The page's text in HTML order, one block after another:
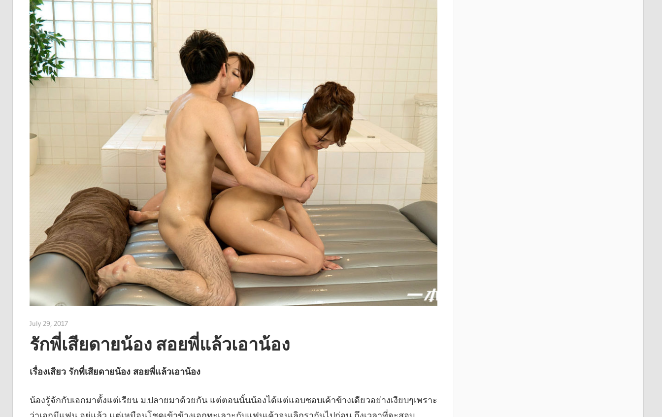
July 29, 2017admin
รักพี่เสียดายน้อง สอยพี่แล้วเอาน้อง
เรื่องเสียว รักพี่เสียดายน้อง สอยพี่แล้วเอาน้อง
น้องรู้จักกับเอกมาตั้งแต่เรียน ม.ปลายมาด้วยกัน แต่ตอนนั้นน้องได้แต่แอบชอบเค้าข้างเดียวอย่างเงียบๆเพราะว่าเอกมีแฟน อยู่แล้ว แต่เหมือนโชคเข้าข้างเอกทะเลาะกับแฟนเค้าจนเลิกรากันไปก่อน ถึงเวลาที่จะสอบเอนทรานซ์เพียงสามเดือนนั่นจึงเป็นโอกาสที่ดีของน้องใน การเข้าไปรักษาแผลใจให้เค้าพร้อมกับช่วยกันติวหนังสือเข้ามหาลัย เราสนิทกันมากขึ้นจนกลายเป็นความรักถึงแม้ว่าผลการสอบเอนทรานซ์จะทำให้ เราทั้งคู่ต้องอยู่ห่างไกลกันเอกสอบได้ที่มหาลัยในตัวจังหวัดใกล้บ้าน ของตัวเองส่วนน้องก็ต้องกลับเข้ามาใช้ชีวิตในกรุงเทพอีกครั้งหลัง จากออกไปเรียนโรงเรียน ม.ปลายแถบชานเมืองถึงสามปีแต่ระยะทางก็ไม่เคย เป็นอุปสรรคความรักของเรา เอกยังไปมาหาสู่กับน้อง เสมอในวันหยุดเสาร์ อาทิตย์ช่วงเวลาสามเดือนหลังจากที่ประกาศผลสอบเอนทรานซ์ ทำให้น้อง สนิทกับเอกมากจนกระทั่งเอกเอ่ยปากบอกรักและขอน้องเป็นแฟนในวันหนึ่งที่เรานั่งอ่านหนังสืออยู่ด้วย กันที่ชั้นบนของบ้านน้อง ดีใจมากเพราะน้องเองก็แอบชอบเอกมาตั้งแต่เอกยังไม่คิดมองน้องด้วยซ้ำไม่ รู้ว่ามีอะไรมาดลใจ เราทั้งคู่ค่อยๆเลื่อนใบหน้าเข้าหากันจนปากของเราทั้งคู่ประกบกันเป็น การจูบที่นุ่มนวลแต่แฝงไว้ด้วยความอบอุ่น น้องรู้สึกเหมือนล่องลอยอยู่กลางอากาศมือของเอกก็เริ่มลูบไล้ไปมาบน ร่างกายของน้อง เสื้อผาค่อยๆหลุดออกจากร่างกายน้องไปทีละชิ้น เมื่อชิ้นสุดท้ายถูกถอดออกจากร่างกายจนรู้สึกหนาวสะท้านจากไอเย็นของ เครื่องปรับอากาศความรู้สึกผิดชอบชั่วดีก็กลับมาน้องเอามือปกปิดร่าง กายเอาไว้พร้อมร้องห้ามไม่ให้เอกล่วงเกินน้องมากไปกว่านี้ แต่เหมือน ว่ามันจะช้าไปแล้ว ร่างของน้องถูกกดลงบนที่นอนพร้อมกับโดนพรมจูบไปทุกส่วนของร่างกายเอก ไล่ลิ้นไปตามใบหู ริมฝีปาก น้องเริ่มรู้สึกคล้อยตามอีกครั้งเรี่ยวแรงเริ่มหมดไปไล่ต่ำลงมาตามซอก คอ เม้มดูดที่ปลายยอดอกจนต้องแอ่นอกขึ้นมาสู้กับลิ้นของเขาปลายยอดของ มันแข็งขึ้นมาเป็นไตคล้ายตอบสนองความรู้สึกที่ได้รับ เอกไล่ปลายลิ้นลงมาที่ท้องน้อยไล่วนไปรอบสะดือ น้องแขม่วท้องด้วยความเสียวปนจั๊กกะจี้ น้ำใสๆจากส่วนล่างซึมออกมาจน หว่างขาเปียกแฉะ จนกระทั่งเอกซุกหน้าเข้ามาที่หว่างขาของน้องตวัดลิ้น เลียไปมาที่กลีบสาวทั้งสองข้างโดยไม่ใส่ใจ กับร่องหลืบตรงกลางแม้แต่นิดเอกแทะเล็มกลีบเนื้อทั้งสองข้างของน้องจนน้องทนความรู้สึกนี้ไม่ไหวต้องร้อง ขอให้เขาช่วยใช้ลิ้นกับส่วนที่น้องต้องการเอกเริ่มโลมเลียที่ร่อง เนื้อของน้องใช้ปลายลิ้นแทงเข้าๆออกๆกับช่องทางของน้องจมูกก็กดลงมาบน ติ่งเสียวเรียกน้ำใสๆจากร่องของน้องออกมามากมายจนฉ่ำแฉะรู้สึกได้ว่า ที่นอนตรงสะโพกมีความเปียกชื้น นานเท่านานจนเหมือนไม่มีที่สิ้นสุดน้อง สะดุ้งอีกครั้งเมื่อรู้สึกถึงสิ่งแปลกปลอมขนาดใหญ่ที่ทั้งแข็งแกร่งและ อบอุ่นกำลังพยายามจะแหวกเข้ามาในร่างกาย ความอึดอัดเริ่มทำให้น้อง รู้สึกคับแน่นและหายใจไม่ออกอยู่ชั่วขณะ จนกระทั่งส่วนปลายของมันผ่านไปน้องถอนหายใจเฮือกใหญ่ ความคับแน่นลดน้อยลงกว่าเดิมตามขนาดของลำตัวที่เล็กกว่าส่วนปลายของมันแต่ ความอึดอัดยังไม่หมดไป น้องรู้สึกจุกแน่นในหน้าท้องความเจ็บปวดมีบ้าง แต่ไม่มากมายเท่าความอึดอัดนี้ เนื่องจากน้องเองเคยโดนญาติผู้พี่ล่วง เกินมาก่อน อาจจะไม่ใช่ความผิดของพี่เค้า ในตอนนั้นเพราะน้องเองก็กำลังอยู่ในวัยอยากรู้อยากเห็นเลยไม่ได้ขัดขืน หรือร้องให้ใครช่วยแม้แต่น้อยแต่ความรู้สึกละอายใจหลังจากที่ความสาว โดนพรากไปทำให้น้องรู้สึกตัวและไม่ยอมปล่อยเนื้อปล่อยตัวให้ใครอีกเป็นครั้งที่สองจนกระ ทั่งได้มามอบให้กับเอกคนที่น้องหลงรักความอึดอัดที่แผ่ซ่านเข้ามาพร้อมๆกับความเสียวที่มีมากขึ้น เรื่อยๆทุกขณะที่แก่นกายของเอกเคลื่อนที่ล่วงล้ำเขามาในตัวของน้อง น้องถอนหายใจเป็นระยะๆเพื่อหวังระบายความอึดอัดอันนี้ออกไปกว่าที่ หน้าขาของเราทั้งสองคนจะแนบชิดกันน้องก็แทบจะทนไม่ได้เอกแช่คาส่วนนั้น เอาไว้รอจนน้องปรับตัวเข้ากับความแปลกใหม่ในร่างกายได้จึงค่อยสาวลำยาว เข้าออกอย่างช้าๆท่ามกลางเสียงครางกระเส่าของน้อง เรามองหน้าสื่อสารกันโดยไม่ต้องใช้คำพูดความเร็วในการเคลื่อนไหวของเอก ทำให้เสียงครางของน้องดังขึ้นเรื่อยๆแต่ก็ไม่ดังไปกว่าเสียงคำรามของ เครื่องปรับอากาศที่กำลังทำงาน เราคุยกันด้วยสะโพกจนกระทั่งน้องยอมยกธงขาวปล่อยให้ทำนบความเสียวที่ กลั้นเอาไว้แตกออกมาอาบท่อนลำของเอก เขากดสะโพกเข้ามาจนชิดแนบแน่นส่ายควงสะโพกไปมาให้ท่อนเนื้อที่คาอยู่ข้างในนั้นควานไปมาในร่องของน้องจนน้องแทบจะ สำลักความเสียวที่เอกเป็นผู้มอบให้ยกแรกผ่านไปแต่น้องยังไม่อาจหยุดไว้แค่นั้นตราบใดที่เอกยังไม่ ถึงปลายทางพร้อมกับน้องเอกสอนให้น้องขึ้นคร่อมสะโพกของเขาแล้วจับสะโพกของน้องยกขึ้นลงขย่มตอเนื้อของเค้าจน น้องเริ่มที่จะจับจังหวะเองได้เค้าก็ปล่อยให้น้องรับบทบาท จ๊อกกี้สาวควบม้าหนุ่มความเสียวที่คั่งค้างจากครั้งแรกของเอกทำให้น้อง ควบม้าไปได้ไม่นานนักน้ำรักจากเอกก็พุ่งเข้ามาในร่องของน้องโดยไม่ทัน ตั้งตัวความอุ่นเสียวที่พุ่งเป็นสายเข้ามาในร่องนั้นทำให้น้องรู้สึกสะดุ้งเสียว เป็นอย่างมากน้องสะอึกตัวเฮือกหนึ่งร่องเสียวขมิบรัดลำเนื้อของเอกตุ๊บๆถี่ๆทิ้งตัวลงนอน ทาบทับเอกไว้ด้วยความเหนื่อยอ่อนขณะที่ท่อนล่างของเรายังไม่แยกออก จากกันน้ำรักของเอกมีมากเหลือเกินมันไหลย้อนกลับออกมาทางเดิมจนหน้าขา ของเราทั้งคู่เลอะไปด้วยน้ำของเราทั้งสอง เราเดินกอดก่ายกันไปเข้าห้อง น้ำ เพื่อทำความสะอาดร่างกายหลังจากกรำศึกสวาทมาอย่างหนักเอกสอนวิธีลดอัตราความเสี่ยงง่ายๆเบื้องต้นให้กับน้องโดยใช้นิ้วชี้ล้วงเข้า ไปในร่องของน้องจนสุดโคนนิ้ว แล้วงอปลายนิ้วกวาดเอาน้ำรักที่เอกปล่อยเอาไว้เมื่อซักครู่นี้ออกมาคราบ ขาวๆไหลออกมาจากจิ๋มน้องเป็นทาง เอกทำแบบนี้หลายๆครั้งจนกระทั่งแน่ใจ ว่าไม่มีคราบคาวเหลือตกค้างอยู่ในจิ๋มของน้องแล้วจึง ได้ลุกขึ้นมาอาบน้ำให้กันและกัน หลังจากนั้นน้องหาเหตุผลต่างๆนานามา อ้างกับแม่เพื่อให้เอก สามารถมาค้างที่บ้านน้องได้ในคืนวันเสาร์ แม่น้องไม่ได้กีดกันอะไรมากแค่ถามความจำเป็นนิดหน่อยก่อนยอมให้อย่าง ที่น้องขอ แม่ถือว่าน้องโตแล้วสมควรรู้ผิดชอบชั่วดีและรักษาตัวเองได้ แต่แม่คงไม่รู้หรอกว่าตอนนี้ความรักมันเข้าตาน้องจนน้องไม่ได้คิดถึงความสาว ของตัวเองเสียแล้ว ช่างมันเถอะ ยังไงมันก็แค่เยื่อบางๆ น้อง คิด ไหนๆตอนนี้ตัวจริงในชีวิตของน้องคือเอก แล้วเราจะเก็บพรหมจรรย์(ที่ ไม่มีแล้ว)ไว้ให้ใครอีก คืนนั้นน้องกับเอกก็หาความสุขร่วมกันวนเวียนขึ้นลงบนร่างกายของกันและ กันจนกระทั่งน้อง เพลียและหลับไปเรื่องของน้องตอนนี้เป็นตอนต่อจากที่น้องได้ร่วมรักกับเอกจน เพลียหลับไปเป็นคำบอกเล่าจากปากของเองและน้องสาวของน้องเองค่ะ น้องสาวของน้องชื่อนาตอนนั้นน้องนาอายุ 16 อ่อนกว่าน้องสองปี ด้วยความอยากรู้อยากเห็นหรืออะไรก็แล้วแต่ได้ทำให้นาได้ยินเสียงคราง ของน้องตอนที่น้องกับเอกกำลังมีความสุขกัน นาเอง ก็ไม่ได้ต่างจากน้อง มากนักในเรื่องอารมณ์และความใคร่ ต่างแค่ว่าน้องสาวของน้องไม่มีแฟนเป็นตัวเป็นตนมาก่อน ยามที่นามีอารมณ์ต้องการจะระบายออก ก็จะมาหาน้องเพื่อบรรเลงดนตรีไทยกันสองคนเท่านั้นหลังจากที่น้องรับ น้ำรักจากเอกเข้าไปจนหมดแรงหลับไปนั้นเอกก็ได้เดินออกไปเข้าห้องน้ำ เพื่อ ทำความสะอาดอาวุธของเขา ซึ่งจะต้องเดินผ่านห้องของนาเสียงคราง ที่คุ้นหูดังรอดออกมาจากห้องทำให้เอกอดไม่ได้ที่จะต้องแอบมองว่าน้องนา ทำอะไรอยู่ ผ้าม่านที่พลิ้วไหวตามแรงลมเผยให้เห็นภาพภายในห้องได้อย่างชัดเจนนา กำลังช่วยตัวเองอยู่โดยปากก็พร่ำพูดถึงแต่ชื่อของเอก เอกคงเดาเรื่องออกได้ไม่ยากนักนาเองก็อาจจะอยากได้ความสุขแบบเดียวกับที่น้องได้จากเอกเช่นกันประตูที่ไม่ ได้ล็อคกลอนไว้เหมือนรอให้เอกเข้ามาหาเอกเดินเข้าไปหานาที่กำลังหลับตาพริ้มครางอือๆอย่างแผ่วเบาหน้าอกของนานั้น ใหญ่กว่าน้องแน่นอนด้วยความที่นานั้นอวบอั๋นได้สัดส่วนเนิน เนื้อที่แผ่กว้างอยู่เต็มหน้าขากับเส้นขนที่ดกดำกว่าน้องนิดหน่อยทำให้ ดูเหมือนว่านานั้นดูจะน่าพิสมัยกว่าน้อง หามิได้ถ้าเปรียบเทียบความกว้างใหญ่แล้วน้องอาจจะเป็นรองก็จริงแต่หากพูดถึงรูปร่าง และความโหนกนูนแล้วน้องน่าจะกินขาดด้วยความที่เนินของน้องนั้นโหนก นูนสวยได้รูปและอูมขึ้นมาราวกับภูเขาเอฟเวอร์เรสต์ ต่างกับนาที่เน้นที่อาณาเขตกว้างขวางแบบเขาใหญ่ชั่วขณะที่นาลืมตาขึ้น มองชายแปลกหน้าที่ยืนอยู่ทำให้นาตกใจเล็กน้อยแต่ก็ช้าเกินกว่าการที่ เอกจะโถมตัวลงมาทาบทับและไล่จูบไปตามซอกคอและใบหูนาอาจจะตกใจปนประหลาด ใจเล็กน้อยที่ชายในฝันมาทาบทับตัวเองอยู่ในขณะนี้นาเองก็ชอบอะไรที่ คล้ายๆกับน้องแม้กระทั่งสเป๊กผู้ชายด้วยความที่นาเองก็ได้ปลุกอารมณ์ของตนมานานพอสมควรแล้วในขณะที่แอบฟังพี่สาว กับเอกทำอะไรกันในห้องข้างๆพอเอกเข้ามาเติมเชื้อไฟอีกนิดจึงทำให้ อารมณ์ของทั้งสองลุกพรึ่บอย่างฉุดไม่อยู่ทั้งคู่กอดจูบแลกลิ้นกัน เหมือนคนรักที่จากกันมานาน มือก็ไล่ไปตามส่วนต่างๆของร่างกายกันและกันนาเองรู้สึกได้ถึงความแข็งแกร่งของเอกที่ยังมีความเปียกชื้นจากร่องน้ำของ น้องเหลืออยู่ส่วนเอกก็จู่โจมจุดกระสันต์ของนาพร้อมๆกันทั้งปาก หน้าอก และส่วนสำคัญส่วนนั้นที่ยังไม่เคยมีสิ่งใดลุกล้ำเข้าไปมาก่อนยก เว้นแค่ลิ้นกับนิ้ว ของพี่สาวบทเล้าโลมของทั้งคู่ใช้เวลาไม่นานนัก เนื่องจากอารมณ์ที่กำลังสุกงอม ร่องน้ำของนาเองก็พร้อมที่จะรับการเปิด บริสุทธิ์จากแฟนของพี่สาวแล้วเช่นกัน นาอ้าขาออกเพื่อรอรับแก่นกายของเอกเอก ก็เข้าประกบและส่งท่อนเนื้อเข้าหาร่องรักของนาทันที ความอึดอัดและเจ็บ ปวดแผ่ซ่านทันทีที่ลำเนื้อลุกล้ำเข้าไป ใบหน้าของนาบิดเบี้ยว ปากก็ร้องว่าเจ็บแต่สะโพกของเธอไม่ได้บอกเช่นนั้นเลย ไม่นานนักหน้าขาของทั้งสองก็ประกบกันสนิท เสียงถอนหายใจออกมาจากปากของนาดังเฮือกร่องรักของนาก็ใหญ่พอ ที่จะรับอาวุธของเอกได้เช่นกัน เอกเริ่มขยับสะโพกเข้าออก แต่นาร้องบอกว่าอย่าเพิ่งเพราะเธอต้องการที่จะเป็นฝ่าย ควบคุมจังหวะเอง เธอผลักเอกให้นอนหงายและตามประกบติดขึ้นไปบนตัวของเขา โดยไม่ให้ท่อนเนื้อของ เอกหลุดออกมา สะโพกของนาเริ่มบดบี้กับหน้าขาของเอก เส้นขนของเอกก็ขยี้เข้ากับติ่งเสียวที่ยื่นออกมาเล็กน้อยสร้างความ เสียวให้กับนาอย่างมากนาเริ่มโชว์ลีลาจ๊อกกี้สาวได้อย่างคล่องแคล่วแม้ ว่าจะไม่เคยทำ มาก่อนเอกนั้นเพิ่งจะเสร็จศึกกับน้องมาทำให้ครั้งนี้ นั้นนานมาก ลีลาของมือใหม่อย่างนาไม่อาจพาเขาไปถึงจุดสุดยอดได้ในเวลา สั้นๆ แต่นาเองนั้นไปถึงปลายทางแห่งความสุขแล้วถึงสามครั้งสามคราเธอ ฟุบหน้าลงมาบนแผ่นอกของเอกโดยที่ปล่อยให้ท่อนเนื้อที่ยังแข็งแกร่งคาอยู่ใน นั้นเอกพลิกตัวเธอลงมาและจับขาของนาพาดบ่าทันที เขาเองออกมาจากห้องของน้องนานมากแล้วเกรงว่าหากน้องตื่นขึ้นมาไม่เห็นเขาอาจจะมีปัญหาได้เขาเร่งสาวท่อนลำเข้าออก ในร่องของนาทันทีนานั้นได้ถึงสวรรค์ไปแล้ว และยังเพลียอยู่แต่เมื่อมาโดนกระหน่ำแบบไม่ยั้งแบบนี้ทำให้เธอตั้งตัว ไม่ทันจนความเสียวพุ่งทะลักจนเกือบถึงขีดสุด ซักพักเธอก็ตั้งหลักได้และเริ่มเด้งเอวตอบสนองเอกอย่างสนุก ในที่สุดปลายทางแห่งความสุขก็มาถึงอีกครั้งนากระตุกร่างยึกๆพร้อมกับ ร่องเสียวที่มีอาการตอดรัดเล็กน้อยเอกรู้สึกถึงความแตกต่างของร่องรัก ของสองพี่น้องอีกที่หนึ่ง กล้ามเนื้อในร่องรักของนานั้นยังไม่แข็งแรง พอจะบีบรัดท่อนเนื้อของเขาให้บรรลุถึงความเสียวได้ซึ่งผิดกับน้องที่มี อาการตอดรัดที่รุนแรงกว่า เขาจึงต้องเร่งสะโพกเข้าออกสุดๆอีกสองสามครั้งพร้อมฉีดน้ำขาวๆข้นเข้า มาในร่องของนาทันที ทำให้นาที่กำลังสำลักความเสียวอยู่ต้องสะดุ้งเฮือกกับน้ำอุ่นๆที่ฉีดเข้ามา ในท้องน้อยส่งผลให้เธอเกร็งร่าง กระตุกจนไปถึงสวรรค์ติดๆกันเป็นครั้งที่สอง ทั้งคู่กอดกันจนกลมอยู่พักหนึ่งนาจึงได้ผละออกมาพร้อมกับจูบแก้มขอบคุณเอกที่ได้มอบความสุขให้เธออย่าง ถึงใจที่สุด พี่เอกไปนอนกับพี่น้องเถอะค่ะนาเหนื่อยแล้วและก็สมใจแล้ว ด้วย เขาจึงได้ผละออกจากห้องของเธอกลับมานอนกับน้องอีกครั้งความลับ ไม่มีในโลกอยู่แล้ว น้องมารู้ความจริงในวันรุ่งขึ้นนั่นเองหลังจากที่ เห็นหลักฐานตำตาเป็นคราบน้ำและคราบเลือดจางๆบนผ้าปูที่นอนของนา แต่อย่างที่ได้บอกไปแล้วความรักที่น้องมีให้เอกมันมากเกินพอที่น้องจะให้อภัยเอกได้ในทุกๆเรื่อง (ความรักคือการให้อภัยค่ะในควา